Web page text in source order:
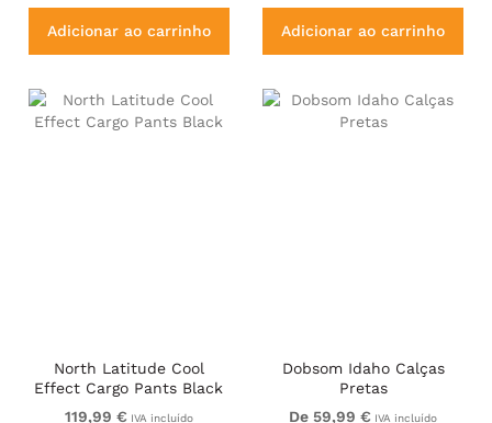
Adicionar ao carrinho Adicionar ao carrinho
North Latitude Cool
Effect Cargo Pants Black
119,99 € IVA incluído
Dobsom Idaho Calças
Pretas
De 59,99 € IVA incluído